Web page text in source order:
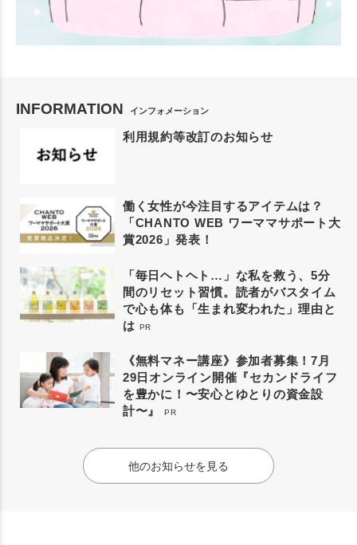
INFORMATION インフォメーション
利用規約等改訂のお知らせ
働く女性が今注目するアイテムは？
「CHANTO WEB ワーママサポート大
賞2026」発表！
「毎日ヘトヘト…」な私を救う、5分
間のリセット習慣。読者がバスタイム
で心も体も「生まれ変われた」理由と
は PR
《無料マネー講座》参加者募集！7月
29日オンライン開催『セカンドライフ
を豊かに！〜安心とゆとりの資金設
計〜』
PR
他のお知らせを見る